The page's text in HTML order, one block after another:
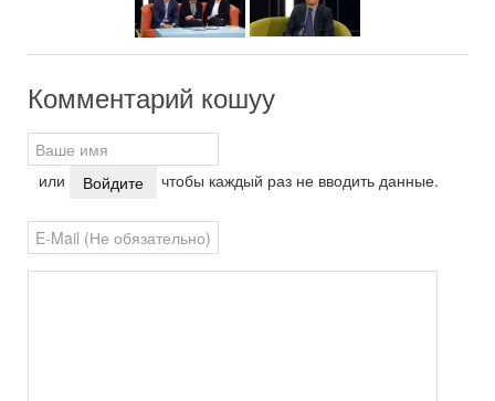
Комментарий кошуу
или Войдите чтобы каждый раз не вводить данные.